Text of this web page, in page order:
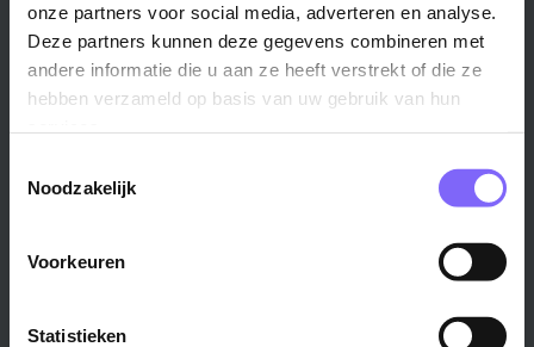
onze partners voor social media, adverteren en analyse.
Deze partners kunnen deze gegevens combineren met
andere informatie die u aan ze heeft verstrekt of die ze
hebben verzameld op basis van uw gebruik van hun
Noodzakelijk
Voorkeuren
Statistieken
Stad
Maastricht ›
Roermond ›
Alle steden ›
Regio
Zuid-Limburg ›